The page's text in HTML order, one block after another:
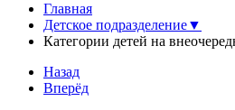
Главная
Детское подразделение▼
Категории детей на
Назад
Вперёд